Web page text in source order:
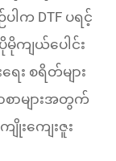
ပါက DTF ပရင့်
ကျယ်ပေါင်း
း စရိတ်များ
စာများအတွက်
းကျေးဇူး